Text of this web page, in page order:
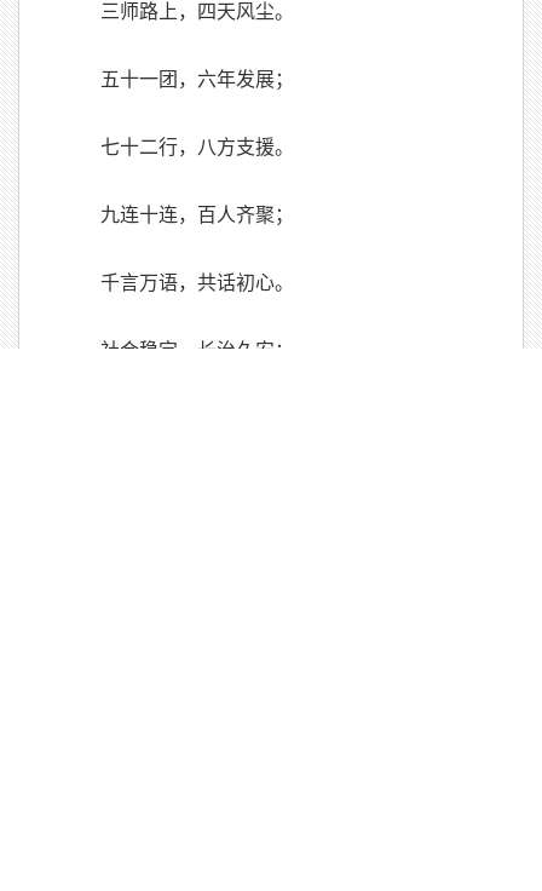
三师路上，四天风尘。
五十一团，六年发展；
七十二行，八方支援。
九连十连，百人齐聚；
千言万语，共话初心。
社会稳定，长治久安；